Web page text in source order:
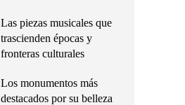
Las piezas musicales que
trascienden épocas y
fronteras culturales
Los monumentos más
destacados por su belleza